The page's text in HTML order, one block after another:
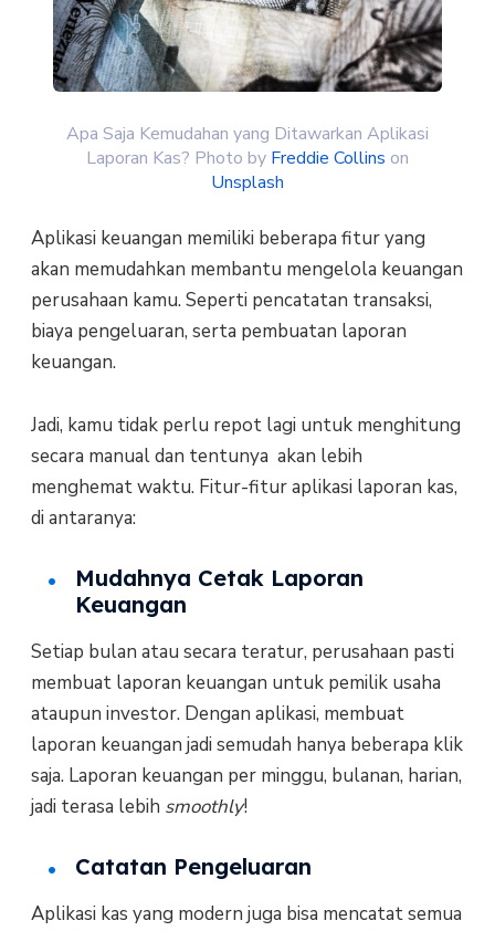
Apa Saja Kemudahan yang Ditawarkan Aplikasi
Laporan Kas? Photo by Freddie Collins on
Unsplash
Aplikasi keuangan memiliki beberapa fitur yang
akan memudahkan membantu mengelola keuangan
perusahaan kamu. Seperti pencatatan transaksi,
biaya pengeluaran, serta pembuatan laporan
keuangan.
Jadi, kamu tidak perlu repot lagi untuk menghitung
secara manual dan tentunya akan lebih
menghemat waktu. Fitur-fitur aplikasi laporan kas,
di antaranya:
Mudahnya Cetak Laporan
Keuangan
Setiap bulan atau secara teratur, perusahaan pasti
membuat laporan keuangan untuk pemilik usaha
ataupun investor. Dengan aplikasi, membuat
laporan keuangan jadi semudah hanya beberapa klik
saja. Laporan keuangan per minggu, bulanan, harian,
jadi terasa lebih smoothly!
Catatan Pengeluaran
Aplikasi kas yang modern juga bisa mencatat semua